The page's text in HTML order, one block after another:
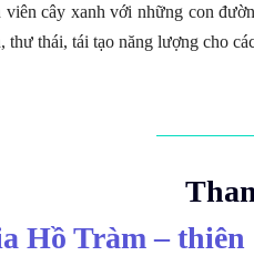
viên cây xanh với những con
thư thái, tái tạo năng lượng cho
Hồ Tràm –